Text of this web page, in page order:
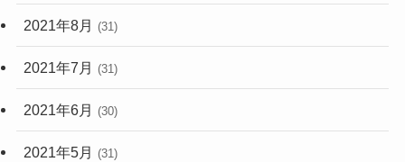
2021年8月 (31)
2021年7月 (31)
2021年6月 (30)
2021年5月 (31)